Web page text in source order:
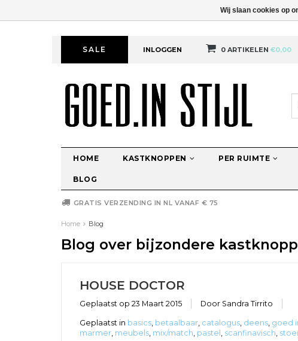
SALE INLOGGEN 0 ARTIKELEN €0,00
HOME KASTKNOPPEN PER RUIMTE
BLOG
GRATIS VERZENDING IN NL VANAF € 75
Home Blog
Blog over bijzondere
HOUSE DOCTOR
Geplaatst op 23 Maart 2015 Door Sandra Tirrito
Geplaatst in basics, betaalbaar, catalogus, deens, goed
marmer, meubels, mix/match, pastel , scanfinavisch,
Wij slaan cookies op